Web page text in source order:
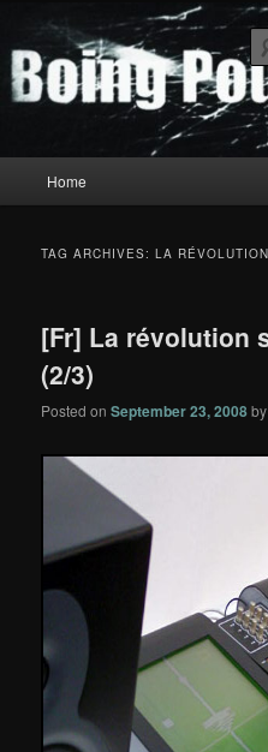
primary
content
secondary
contentBoing Poum
Home
TAG ARCHIVES:LA
[Fr] La révolution
(2/3)
Posted onSeptember 23, 2008by